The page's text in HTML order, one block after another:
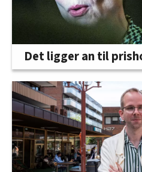
Det ligger an til